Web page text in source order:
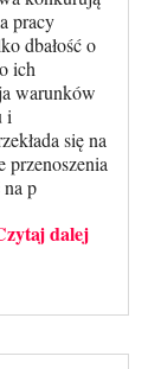
pracy
dbałość o
ich
warunków
i
się na
przenoszenia
p
dalej